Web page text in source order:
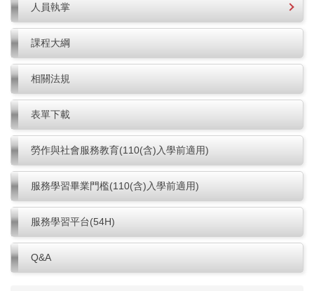
人員執掌
課程大綱
相關法規
表單下載
勞作與社會服務教育(110(含)入學前適用)
服務學習畢業門檻(110(含)入學前適用)
服務學習平台(54H)
Q&A